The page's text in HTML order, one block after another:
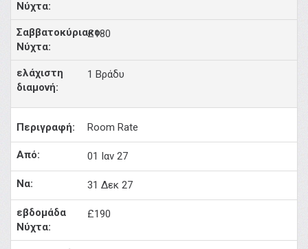
£180
1 Βράδυ
Room Rate
01 Ιαν 27
31 Δεκ 27
£190